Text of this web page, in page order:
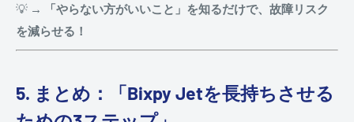
💡 → 「やらない方がいいこと」を知るだけで、故障リスク
を減らせる！
5. まとめ：「Bixpy Jetを長持ちさせる